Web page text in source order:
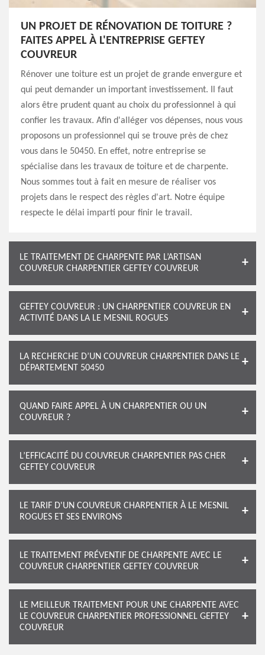
UN PROJET DE RÉNOVATION DE TOITURE ?
FAITES APPEL À L'ENTREPRISE GEFTEY
COUVREUR
Rénover une toiture est un projet de grande envergure et
qui peut demander un important investissement. Il faut
alors être prudent quant au choix du professionnel à qui
confier les travaux. Afin d'alléger vos dépenses, nous vous
proposons un professionnel qui se trouve près de chez
vous dans le 50450. En effet, notre entreprise se
spécialise dans les travaux de toiture et de charpente.
Nous sommes tout à fait en mesure de réaliser vos
projets dans le respect des règles d'art. Notre équipe
respecte le délai imparti pour finir le travail.
LE TRAITEMENT DE CHARPENTE PAR L’ARTISAN
COUVREUR CHARPENTIER GEFTEY COUVREUR
GEFTEY COUVREUR : UN CHARPENTIER COUVREUR EN
ACTIVITÉ DANS LA LE MESNIL ROGUES
LA RECHERCHE D’UN COUVREUR CHARPENTIER DANS LE
DÉPARTEMENT 50450
QUAND FAIRE APPEL À UN CHARPENTIER OU UN
COUVREUR ?
L’EFFICACITÉ DU COUVREUR CHARPENTIER PAS CHER
GEFTEY COUVREUR
LE TARIF D'UN COUVREUR CHARPENTIER À LE MESNIL
ROGUES ET SES ENVIRONS
LE TRAITEMENT PRÉVENTIF DE CHARPENTE AVEC LE
COUVREUR CHARPENTIER GEFTEY COUVREUR
LE MEILLEUR TRAITEMENT POUR UNE CHARPENTE AVEC
LE COUVREUR CHARPENTIER PROFESSIONNEL GEFTEY
COUVREUR